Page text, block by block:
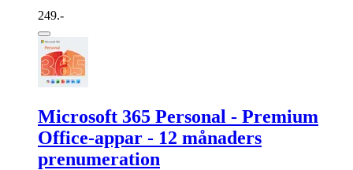
249.-
Microsoft 365 Personal - Premium
Office-appar - 12 månaders
prenumeration